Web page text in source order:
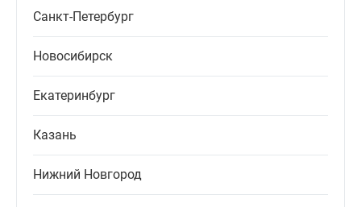
Санкт-Петербург
Новосибирск
Екатеринбург
Казань
Нижний Новгород